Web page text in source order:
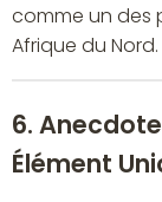
comme un des
Afrique du Nord.
6.
Élément